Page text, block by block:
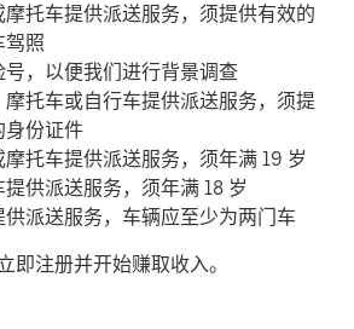
托车提供派送服务，须提供有效的
驾照
，以便我们进行背景调查
托车或自行车提供派送服务，须提
身份证件
托车提供派送服务，须年满 19 岁
供派送服务，须年满 18 岁
派送服务，车辆应至少为两门车
即注册并开始赚取收入。